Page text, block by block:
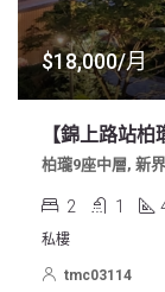
$18,000/月
柏瓏9座中層, 新
2 1
私樓
tmc03114